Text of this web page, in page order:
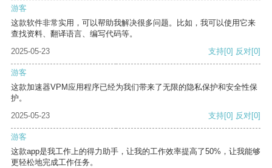
游客
这款软件非常实用，可以帮助我解决很多问题。比如，我可以使用它来
查找资料、翻译语言、编写代码等。
2025-05-23
支持[0] 反对[0]
游客
这款加速器VPM应用程序已经为我们带来了无限的隐私保护和安全性保
护。
2025-05-23
支持[0] 反对[0]
游客
这款app是我工作上的得力助手，让我的工作效率提高了50%，让我能够
更轻松地完成工作任务。